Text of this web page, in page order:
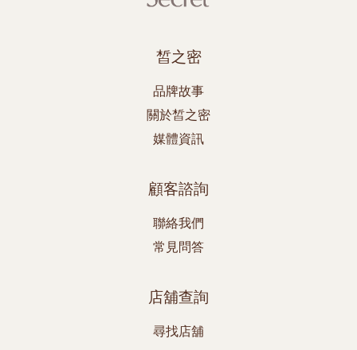
皙之密
品牌故事
關於皙之密
媒體資訊
顧客諮詢
聯絡我們
常見問答
店舖查詢
尋找店舖